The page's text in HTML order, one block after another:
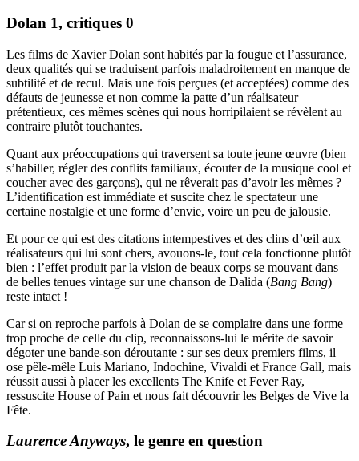
Dolan 1, critiques 0
Les films de Xavier Dolan sont habités par la fougue et l’assurance,
deux qualités qui se traduisent parfois maladroitement en manque de
subtilité et de recul. Mais une fois perçues (et acceptées) comme des
défauts de jeunesse et non comme la patte d’un réalisateur
prétentieux, ces mêmes scènes qui nous horripilaient se révèlent au
contraire plutôt touchantes.
Quant aux préoccupations qui traversent sa toute jeune œuvre (bien
s’habiller, régler des conflits familiaux, écouter de la musique cool et
coucher avec des garçons), qui ne rêverait pas d’avoir les mêmes ?
L’identification est immédiate et suscite chez le spectateur une
certaine nostalgie et une forme d’envie, voire un peu de jalousie.
Et pour ce qui est des citations intempestives et des clins d’œil aux
réalisateurs qui lui sont chers, avouons-le, tout cela fonctionne plutôt
bien : l’effet produit par la vision de beaux corps se mouvant dans
de belles tenues vintage sur une chanson de Dalida (Bang Bang)
reste intact !
Car si on reproche parfois à Dolan de se complaire dans une forme
trop proche de celle du clip, reconnaissons-lui le mérite de savoir
dégoter une bande-son déroutante : sur ses deux premiers films, il
ose pêle-mêle Luis Mariano, Indochine, Vivaldi et France Gall, mais
réussit aussi à placer les excellents The Knife et Fever Ray,
ressuscite House of Pain et nous fait découvrir les Belges de Vive la
Fête.
Laurence Anyways, le genre en question